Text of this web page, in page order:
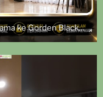
Upgrade Interior Rumah! Ganti Gorden Lama ke Gorden Blackout Smokering | Pasang di Grand Depok City